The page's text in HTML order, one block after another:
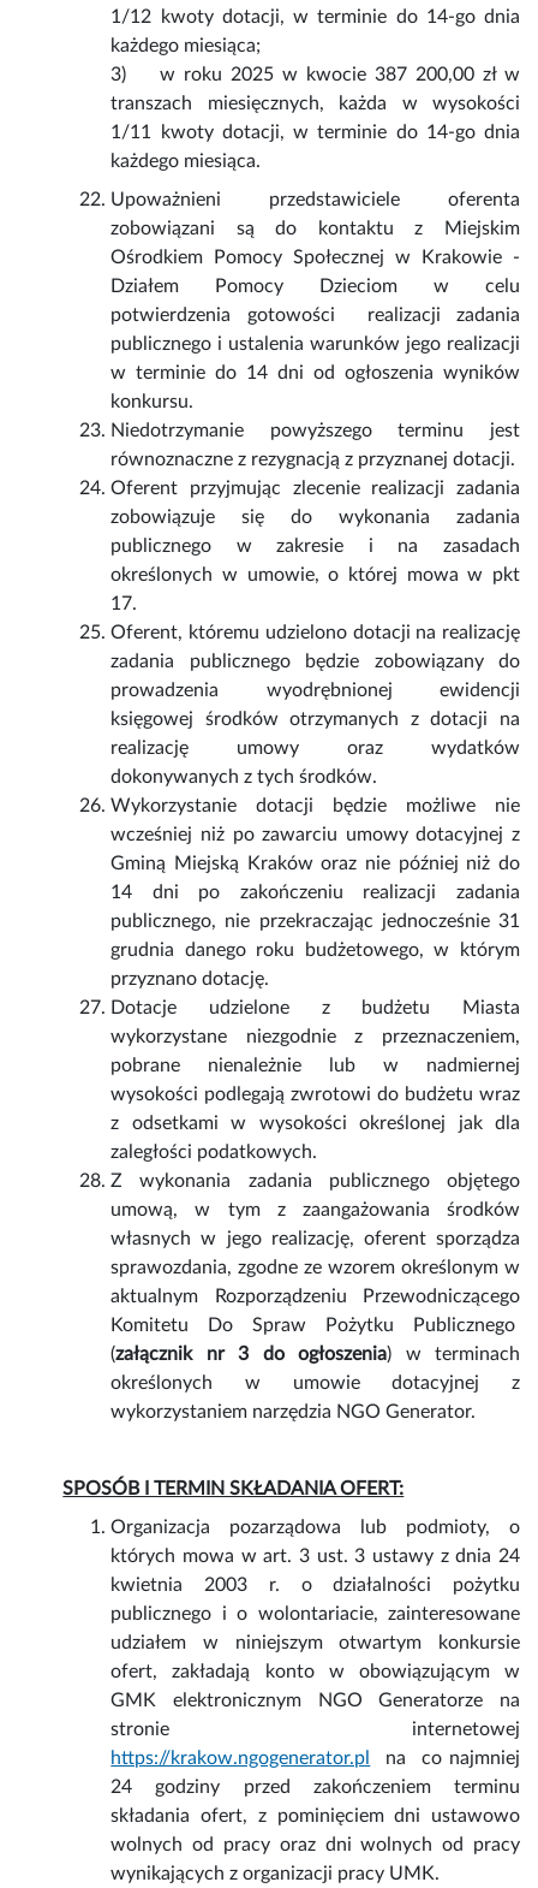
1/12 kwoty dotacji, w terminie do 14-go dnia
każdego miesiąca;
3) w roku 2025 w kwocie 387 200,00 zł w
transzach miesięcznych, każda w wysokości
1/11 kwoty dotacji, w terminie do 14-go dnia
każdego miesiąca.
Upoważnieni przedstawiciele oferenta
zobowiązani są do kontaktu z Miejskim
Ośrodkiem Pomocy Społecznej w Krakowie -
Działem Pomocy Dzieciom w celu
potwierdzenia gotowości realizacji zadania
publicznego i ustalenia warunków jego realizacji
w terminie do 14 dni od ogłoszenia wyników
konkursu.
Niedotrzymanie powyższego terminu jest
równoznaczne z rezygnacją z przyznanej dotacji.
Oferent przyjmując zlecenie realizacji zadania
zobowiązuje się do wykonania zadania
publicznego w zakresie i na zasadach
określonych w umowie, o której mowa w pkt
17.
Oferent, któremu udzielono dotacji na realizację
zadania publicznego będzie zobowiązany do
prowadzenia wyodrębnionej ewidencji
księgowej środków otrzymanych z dotacji na
realizację umowy oraz wydatków
dokonywanych z tych środków.
Wykorzystanie dotacji będzie możliwe nie
wcześniej niż po zawarciu umowy dotacyjnej z
Gminą Miejską Kraków oraz nie później niż do
14 dni po zakończeniu realizacji zadania
publicznego, nie przekraczając jednocześnie 31
grudnia danego roku budżetowego, w którym
przyznano dotację.
Dotacje udzielone z budżetu Miasta
wykorzystane niezgodnie z przeznaczeniem,
pobrane nienależnie lub w nadmiernej
wysokości podlegają zwrotowi do budżetu wraz
z odsetkami w wysokości określonej jak dla
zaległości podatkowych.
Z wykonania zadania publicznego objętego
umową, w tym z zaangażowania środków
własnych w jego realizację, oferent sporządza
sprawozdania, zgodne ze wzorem określonym w
aktualnym Rozporządzeniu Przewodniczącego
Komitetu Do Spraw Pożytku Publicznego
(załącznik nr 3 do ogłoszenia) w terminach
określonych w umowie dotacyjnej z
wykorzystaniem narzędzia NGO Generator.
SPOSÓB I TERMIN SKŁADANIA OFERT:
Organizacja pozarządowa lub podmioty, o
których mowa w art. 3 ust. 3 ustawy z dnia 24
kwietnia 2003 r. o działalności pożytku
publicznego i o wolontariacie, zainteresowane
udziałem w niniejszym otwartym konkursie
ofert, zakładają konto w obowiązującym w
GMK elektronicznym NGO Generatorze na
stronie internetowej
https://krakow.ngogenerator.pl
na co najmniej
24 godziny przed zakończeniem terminu
składania ofert, z pominięciem dni ustawowo
wolnych od pracy oraz dni wolnych od pracy
wynikających z organizacji pracy UMK.